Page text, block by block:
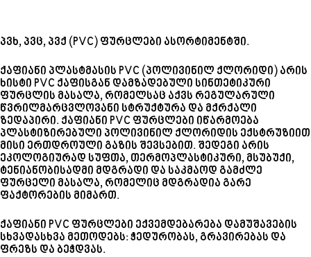
პვხ, პვც, პვქ (PVC) ფურცლები ასორტიმენტში.
ქაფიანი პლასტმასის PVC (პოლივინილ ქლორიდი) არის
ხისტი PVC ქაფისგან დამზადებული სინთეტიკური
ფურცლის მასალა, რომელსაც აქვს რეგულარული
წვრილმარცვლოვანი სტრუქტურა და მქრქალი
ზედაპირი. ქაფიანი PVC ფურცლები იწარმოება
პლასტიზირებული პოლივინილ ქლორიდის ექსტრუზიით
მისი ერთდროული გაზის შევსებით. შედეგი არის
ეკოლოგიურად სუფთა, თერმოპლასტიკური, მსუბუქი,
ტენიანობისადმი მდგრადი და საკმაოდ გამძლე
ფურცელი მასალა, რომელიც მდგრადია გარე
ფაქტორების მიმართ.
ქაფიანი PVC ფურცლები ექვემდებარება დამუშავების
სხვადასხვა მეთოდებს: ჭედურობას, გრავირებას და
ფრეზს და ბეჭდვას.